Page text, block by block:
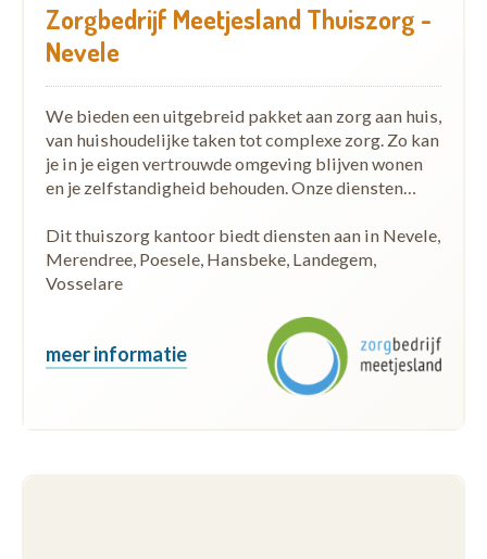
Zorgbedrijf Meetjesland Thuiszorg -
Nevele
We bieden een uitgebreid pakket aan zorg aan huis,
van huishoudelijke taken tot complexe zorg. Zo kan
je in je eigen vertrouwde omgeving blijven wonen
en je zelfstandigheid behouden. Onze diensten…
Dit thuiszorg kantoor biedt diensten aan in Nevele,
Merendree, Poesele, Hansbeke, Landegem,
Vosselare
meer informatie